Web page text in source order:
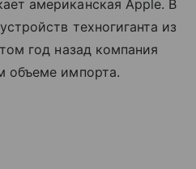
американская Apple. В
техногиганта из
год назад компания
объеме импорта.